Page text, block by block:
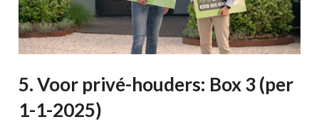
5. Voor privé-houders: Box 3 (per
1-1-2025)